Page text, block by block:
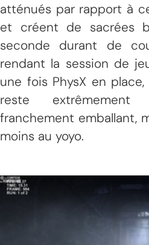
atténués par rapport à
et créent de sacrées
seconde durant de
rendant la session de
une fois PhysX en
reste
franchement emballant,
moins au yoyo.